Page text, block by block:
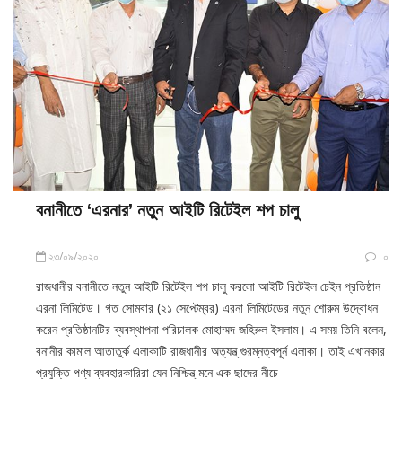
বনানীতে ‘এরনার’ নতুন আইটি রিটেইল শপ চালু
২৩/০৯/২০২০ ০
রাজধানীর বনানীতে নতুন আইটি রিটেইল শপ চালু করলো আইটি রিটেইল চেইন প্রতিষ্ঠান
এরনা লিমিটেড। গত সোমবার (২১ সেপ্টেম্বর) এরনা লিমিটেডের নতুন শোরুম উদ্বোধন
করেন প্রতিষ্ঠানটির ব্যবস্থাপনা পরিচালক মোহাম্মদ জহিরুল ইসলাম। এ সময় তিনি বলেন,
বনানীর কামাল আতাতুর্ক এলাকাটি রাজধানীর অত্যন্ত্ গুরম্নত্বপূর্ন এলাকা। তাই এখানকার
প্রযুক্তি পণ্য ব্যবহারকারিরা যেন নিশ্চিন্ত্ মনে এক ছাদের নীচে